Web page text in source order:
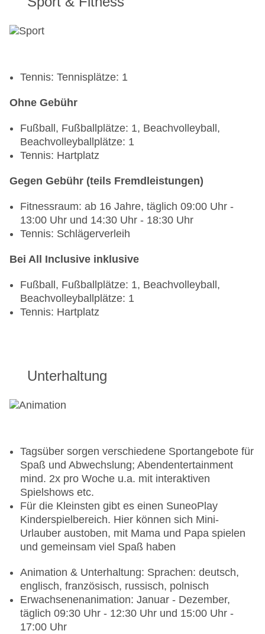
Strandbar: Juni - September, täglich 10:00 Uhr -
inklusive
variieren, je nach Auslastung
Restaurant "WORLD MEZE": 1 Besuch bei einem
Aufenthalt von 7 Nächten, Kapazität des
Tennis: Tennisplätze: 1
Ohne Gebühr
Fußball, Fußballplätze: 1, Beachvolleyball,
Beachvolleyballplätze: 1
Tennis: Hartplatz
Gegen Gebühr (teils Fremdleistungen)
Fitnessraum: ab 16 Jahre, täglich 09:00 Uhr -
13:00 Uhr und 14:30 Uhr - 18:30 Uhr
Tennis: Schlägerverleih
Bei All Inclusive inklusive
Fußball, Fußballplätze: 1, Beachvolleyball,
Beachvolleyballplätze: 1
Tennis: Hartplatz
Unterhaltung
Tagsüber sorgen verschiedene Sportangebote für
Spaß und Abwechslung; Abendentertainment
mind. 2x pro Woche u.a. mit interaktiven
Spielshows etc.
Für die Kleinsten gibt es einen SuneoPlay
Kinderspielbereich. Hier können sich Mini-
Urlauber austoben, mit Mama und Papa spielen
und gemeinsam viel Spaß haben
Animation & Unterhaltung: Sprachen: deutsch,
englisch, französisch, russisch, polnisch
Erwachsenenanimation: Januar - Dezember,
täglich 09:30 Uhr - 12:30 Uhr und 15:00 Uhr -
17:00 Uhr